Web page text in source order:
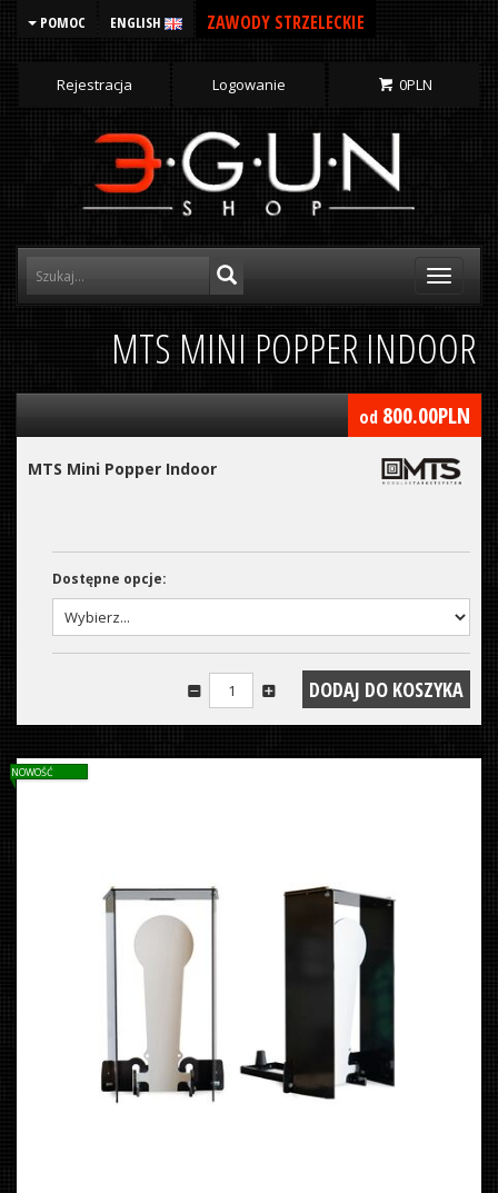
POMOC ENGLISH ZAWODY STRZELECKIE
Rejestracja Logowanie 0PLN
Toggle
MTS MINI POPPER INDOOR
od 800.00PLN
MTS Mini Popper Indoor
Dostępne opcje:
NOWOŚĆ